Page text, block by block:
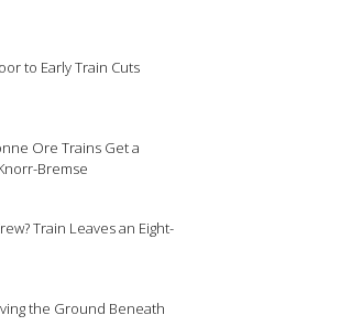
to Early Train Cuts
Ore Trains Get a
Bremse
Train Leaves an Eight-
the Ground Beneath